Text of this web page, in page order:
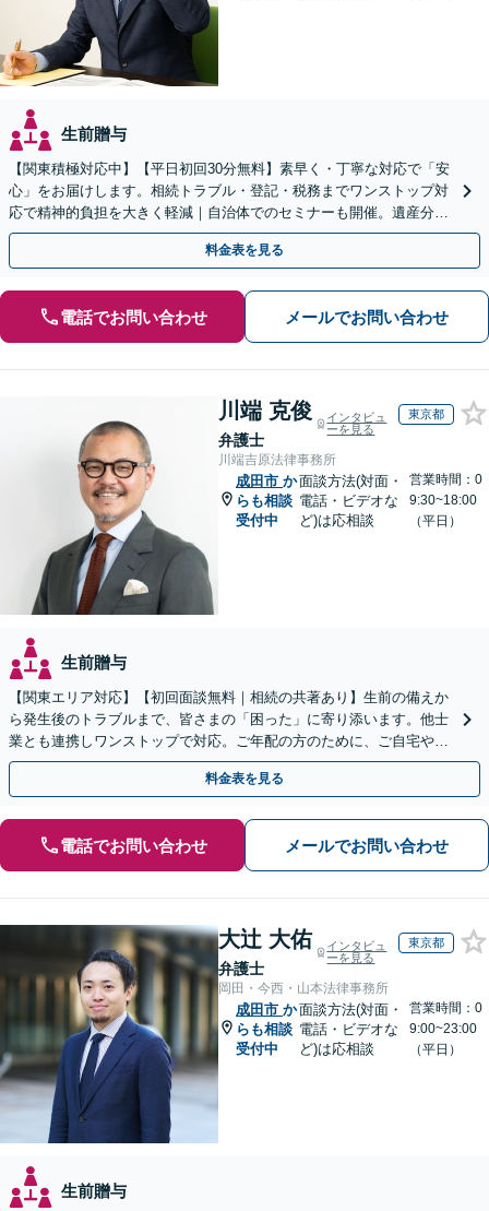
生前贈与
【関東積極対応中】【平日初回30分無料】素早く・丁寧な対応で「安
心」をお届けします。相続トラブル・登記・税務までワンストップ対
応で精神的負担を大きく軽減｜自治体でのセミナーも開催。遺産分
割・放棄などまずはお気軽にご相談ください【通知税理士】
料金表を見る
電話でお問い合わせ メールでお問い合わせ
川端 克俊
弁護士
インタビュ
ーを見る
東京都
川端吉原法律事務所
成田市 か
らも相談
受付中
面談方法(対面・
電話・ビデオな
ど)は応相談
営業時間：0
9:30~18:00
（平日）
生前贈与
【関東エリア対応】【初回面談無料｜相続の共著あり】生前の備えか
ら発生後のトラブルまで、皆さまの「困った」に寄り添います。他士
業とも連携しワンストップで対応。ご年配の方のために、ご自宅やご
近所への出張相談も実施【秘密厳守｜休日・夜間相談可】
料金表を見る
電話でお問い合わせ メールでお問い合わせ
大辻 大佑
弁護士
インタビュ
ーを見る
東京都
岡田・今西・山本法律事務所
成田市 か
らも相談
受付中
面談方法(対面・
電話・ビデオな
ど)は応相談
営業時間：0
9:00~23:00
（平日）
生前贈与